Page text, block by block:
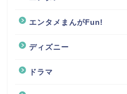
エンタメまんがFun!
ディズニー
ドラマ